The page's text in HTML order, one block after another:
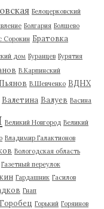
Белоцерковский
Болгария Болшево
Сорокин Братовка
дом Буранцев Бурятия
В.Карпинский
В.Шевченко ВДНХ
Валетина Валуев Васина
Великий Новгород Великий
Владимир Галактионов
Вологодская область
Газетный переулок
Гардашник Гасилов
Гнап
Горобец Горький Горяинов